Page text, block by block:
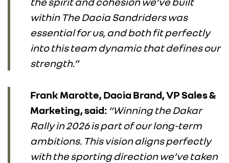
within The Dacia Sandriders was
essential for us, and both fit perfectly
into this team dynamic that defines our
strength.”
Frank Marotte, Dacia Brand, VP Sales &
Marketing, said: “Winning the Dakar
Rally in 2026 is part of our long-term
ambitions. This vision aligns perfectly
with the sporting direction we’ve taken